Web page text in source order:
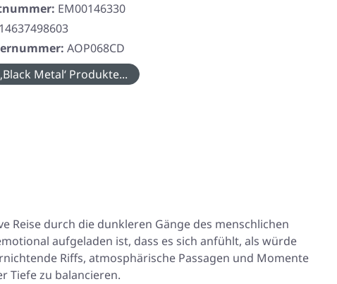
EM00146330
AOP068CD
Metal‘ Produkte...
durch die dunkleren Gänge des menschlichen
aufgeladen ist, dass es sich anfühlt, als würde
Riffs, atmosphärische Passagen und Momente
Tiefe zu balancieren.